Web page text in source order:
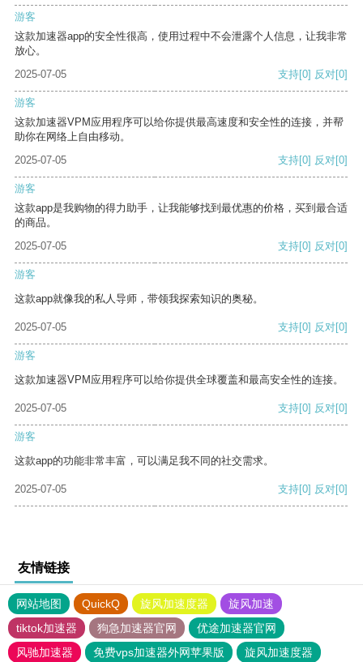
游客
这款加速器app的安全性很高，使用过程中不会泄露个人信息，让我非常
放心。
2025-07-05
支持[0] 反对[0]
游客
这款加速器VPM应用程序可以给你提供最高速度和安全性的连接，并帮
助你在网络上自由移动。
2025-07-05
支持[0] 反对[0]
游客
这款app是我购物的得力助手，让我能够找到最优惠的价格，买到最合适
的商品。
2025-07-05
支持[0] 反对[0]
游客
这款app就像我的私人导师，带领我探索知识的奥秘。
2025-07-05 支持[0] 反对[0]
游客
这款加速器VPM应用程序可以给你提供全球覆盖和最高安全性的连接。
2025-07-05 支持[0] 反对[0]
游客
这款app的功能非常丰富，可以满足我不同的社交需求。
2025-07-05 支持[0] 反对[0]
友情链接
网站地图 QuickQ 旋风加速度器
旋风加速
tiktok加速器
狗急加速器官网
优途加速器官网
风驰加速器
免费vps加速器外网苹果版 旋风加速度器